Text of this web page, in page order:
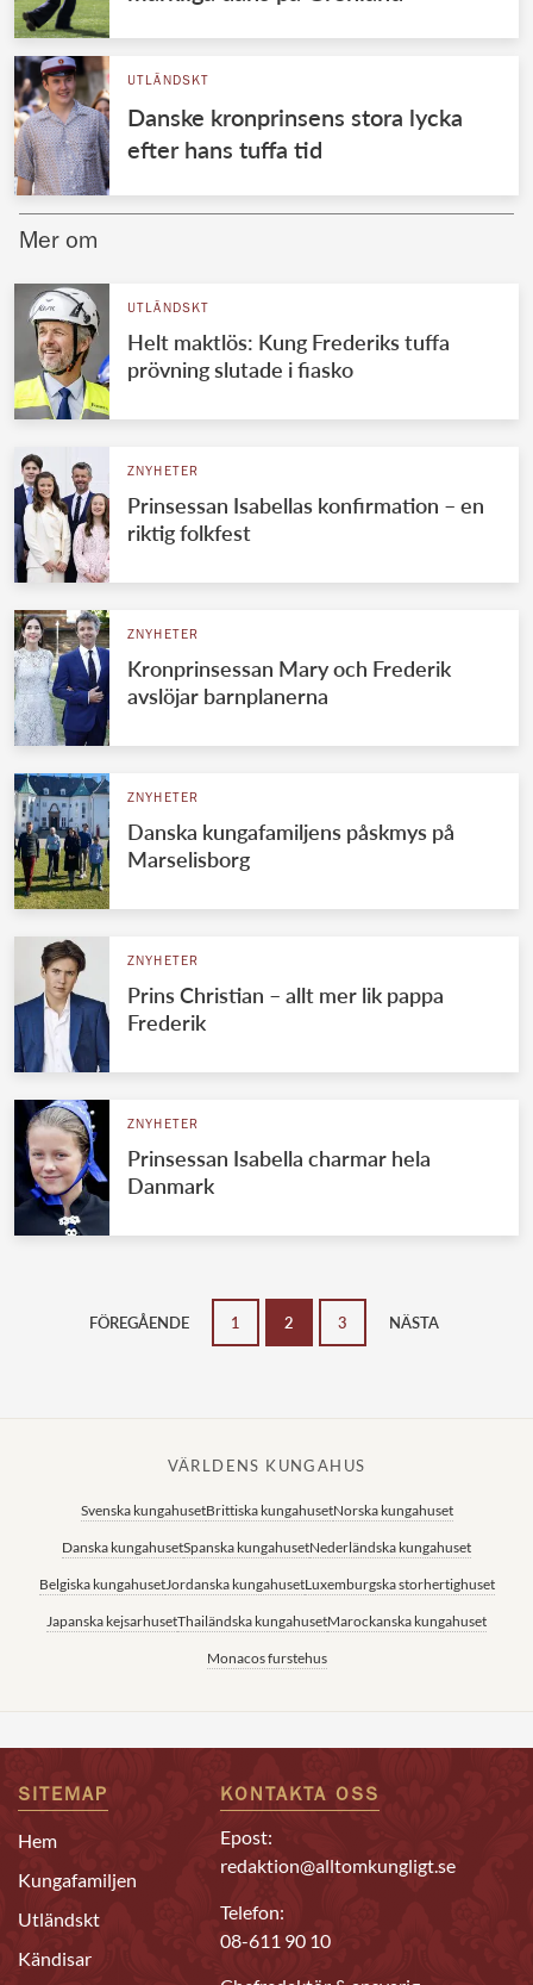
UTLÄNDSKT
Danske kronprinsens stora lycka
efter hans tuffa tid
Mer om
UTLÄNDSKT
Helt maktlös: Kung Frederiks tuffa
prövning slutade i fiasko
ZNYHETER
Prinsessan Isabellas konfirmation – en
riktig folkfest
ZNYHETER
Kronprinsessan Mary och Frederik
avslöjar barnplanerna
ZNYHETER
Danska kungafamiljens påskmys på
Marselisborg
ZNYHETER
Prins Christian – allt mer lik pappa
Frederik
ZNYHETER
Prinsessan Isabella charmar hela
Danmark
FÖREGÅENDE 1 2 3 NÄSTA
VÄRLDENS KUNGAHUS
Svenska kungahusetBrittiska kungahusetNorska kungahuset
Danska kungahusetSpanska kungahusetNederländska kungahuset
Belgiska kungahusetJordanska kungahusetLuxemburgska storhertighuset
Japanska kejsarhusetThailändska kungahusetMarockanska kungahuset
Monacos furstehus
SITEMAP
Hem
Kungafamiljen
Utländskt
Kändisar
KONTAKTA OSS
Epost:
redaktion@alltomkungligt.se
Telefon:
08-611 90 10